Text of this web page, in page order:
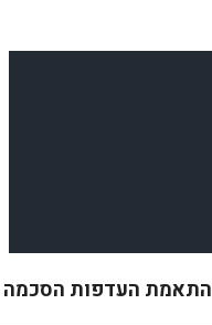
התאמת העדפות הסכמה